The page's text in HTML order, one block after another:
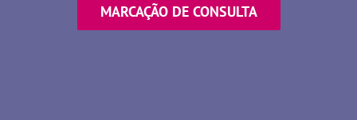
MARCAÇÃO DE CONSULTA